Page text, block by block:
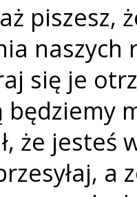
piszesz,
naszych
się je
będziemy
że jesteś
a